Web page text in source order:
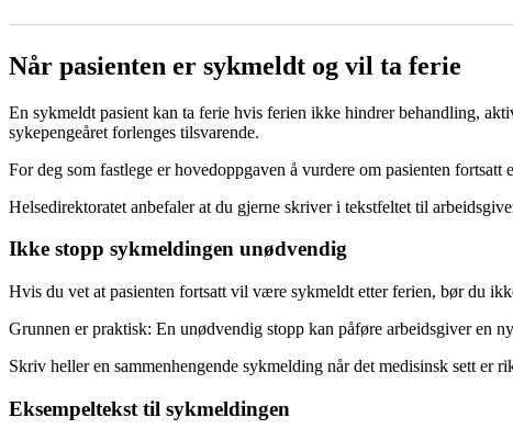
Når pasienten er sykmeldt og vil ta ferie
En sykmeldt pasient kan ta ferie hvis ferien ikke hindrer behandling,
sykepengeåret forlenges tilsvarende.
For deg som fastlege er hovedoppgaven å vurdere om pasienten
Helsedirektoratet anbefaler at du gjerne skriver i tekstfeltet til
Ikke stopp sykmeldingen unødvendig
Hvis du vet at pasienten fortsatt vil være sykmeldt etter ferien, bør du
Grunnen er praktisk: En unødvendig stopp kan påføre arbeidsgiver en ny
Skriv heller en sammenhengende sykmelding når det medisinsk sett er
Eksempeltekst til sykmeldingen